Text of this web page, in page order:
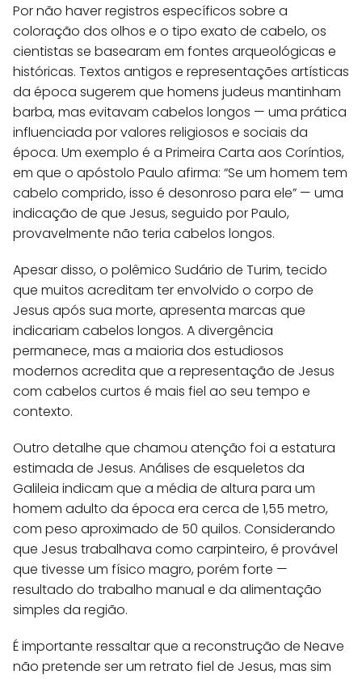
Por não haver registros específicos sobre a
coloração dos olhos e o tipo exato de cabelo, os
cientistas se basearam em fontes arqueológicas e
históricas. Textos antigos e representações artísticas
da época sugerem que homens judeus mantinham
barba, mas evitavam cabelos longos — uma prática
influenciada por valores religiosos e sociais da
época. Um exemplo é a Primeira Carta aos Coríntios,
em que o apóstolo Paulo afirma: “Se um homem tem
cabelo comprido, isso é desonroso para ele” — uma
indicação de que Jesus, seguido por Paulo,
provavelmente não teria cabelos longos.
Apesar disso, o polêmico Sudário de Turim, tecido
que muitos acreditam ter envolvido o corpo de
Jesus após sua morte, apresenta marcas que
indicariam cabelos longos. A divergência
permanece, mas a maioria dos estudiosos
modernos acredita que a representação de Jesus
com cabelos curtos é mais fiel ao seu tempo e
contexto.
Outro detalhe que chamou atenção foi a estatura
estimada de Jesus. Análises de esqueletos da
Galileia indicam que a média de altura para um
homem adulto da época era cerca de 1,55 metro,
com peso aproximado de 50 quilos. Considerando
que Jesus trabalhava como carpinteiro, é provável
que tivesse um físico magro, porém forte —
resultado do trabalho manual e da alimentação
simples da região.
É importante ressaltar que a reconstrução de Neave
não pretende ser um retrato fiel de Jesus, mas sim